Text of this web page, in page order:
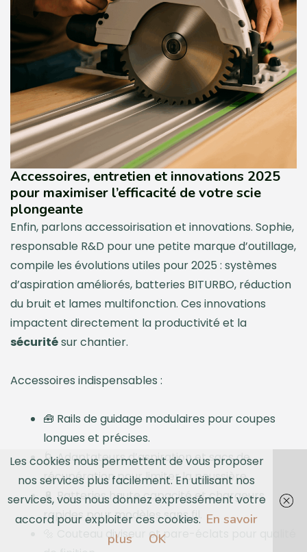
Accessoires, entretien et innovations 2025
pour maximiser l’efficacité de votre scie
plongeante
Enfin, parlons accessoirisation et innovations. Sophie,
responsable R&D pour une petite marque d’outillage,
compile les évolutions utiles pour 2025 : systèmes
d’aspiration améliorés, batteries BITURBO, réduction
du bruit et lames multifonction. Ces innovations
impactent directement la productivité et la
sécuritésur chantier.
Accessoires indispensables :
🧰 Rails de guidage modulaires pour coupes
longues et précises.
🌀 Adaptateurs d’aspiration et sacs de
récupération pour limiter la poussière.
🔋 Batteries haute capacité et chargeurs
rapides pour modèles sans fil.
🔩 Couteau diviseur et pare-éclats pour qualité
Les cookies nous permettent de vous proposer
nos services plus facilement. En utilisant nos
services, vous nous donnez expressément votre
accord pour exploiter ces cookies. En savoir
plus
OK